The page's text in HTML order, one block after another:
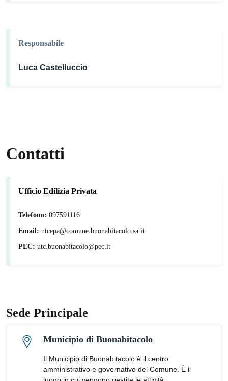
Responsabile
Luca Castelluccio
Contatti
Ufficio Edilizia Privata
Telefono: 097591116
Email: utcepa@comune.buonabitacolo.sa.it
PEC: utc.buonabitacolo@pec.it
Sede Principale
Municipio di Buonabitacolo
Il Municipio di Buonabitacolo è il centro
amministrativo e governativo del Comune. È il